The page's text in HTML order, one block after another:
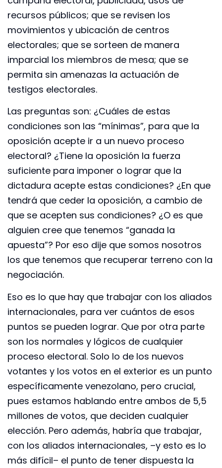
recursos públicos; que se revisen los
movimientos y ubicación de centros
electorales; que se sorteen de manera
imparcial los miembros de mesa; que se
permita sin amenazas la actuación de
testigos electorales.
Las preguntas son: ¿Cuáles de estas
condiciones son las “mínimas”, para que la
oposición acepte ir a un nuevo proceso
electoral? ¿Tiene la oposición la fuerza
suficiente para imponer o lograr que la
dictadura acepte estas condiciones? ¿En que
tendrá que ceder la oposición, a cambio de
que se acepten sus condiciones? ¿O es que
alguien cree que tenemos “ganada la
apuesta”? Por eso dije que somos nosotros
los que tenemos que recuperar terreno con la
negociación.
Eso es lo que hay que trabajar con los aliados
internacionales, para ver cuántos de esos
puntos se pueden lograr. Que por otra parte
son los normales y lógicos de cualquier
proceso electoral. Solo lo de los nuevos
votantes y los votos en el exterior es un punto
específicamente venezolano, pero crucial,
pues estamos hablando entre ambos de 5,5
millones de votos, que deciden cualquier
elección. Pero además, habría que trabajar,
con los aliados internacionales, –y esto es lo
más difícil– el punto de tener dispuesta la